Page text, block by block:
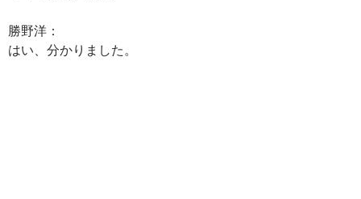
勝野洋：
はい、分かりました。